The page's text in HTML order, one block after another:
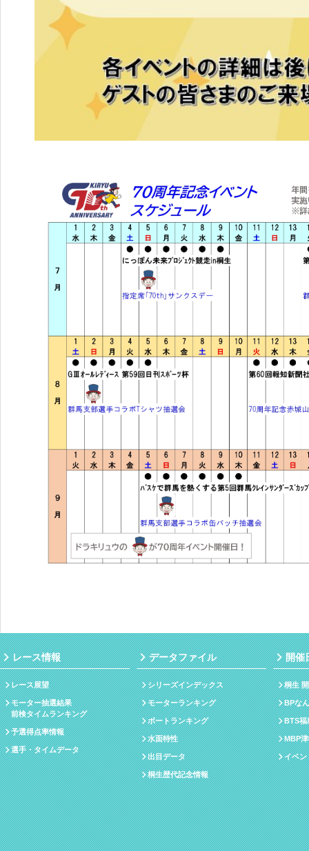
レース情報
レース展望
モーター抽選結果
前検タイムランキング
予選得点率情報
選手・タイムデータ
データファイル
シリーズインデックス
モーターランキング
ボートランキング
水面特性
出目データ
桐生歴代記念情報
開催
桐生
BPな
BTS福
MBP
イベン